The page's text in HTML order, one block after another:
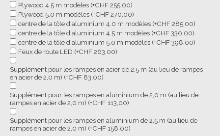
Plywood 4.5 m modèles (+CHF 255,00)
Plywood 5.0 m modèles (+CHF 270,00)
centre de la tôle d'aluminium 4.0 m modèles (+CHF 285,00)
centre de la tôle d'aluminium 4.5 m modèles (+CHF 330,00)
centre de la tôle d'aluminium 5.0 m modèles (+CHF 398,00)
Feux de route LED (+CHF 263,00)
Supplément pour les rampes en acier de 2,5 m (au lieu de rampes
en acier de 2,0 m) (+CHF 83,00)
Supplément pour les rampes en aluminium de 2,0 m (au lieu de
rampes en acier de 2,0 m) (+CHF 113,00)
Supplément pour les rampes en aluminium de 2,5 m (au lieu de
rampes en acier de 2,0 m) (+CHF 158,00)